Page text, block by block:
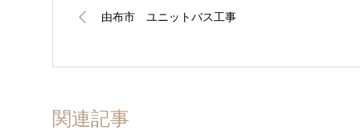
由布市 ユニットバス工事
関連記事